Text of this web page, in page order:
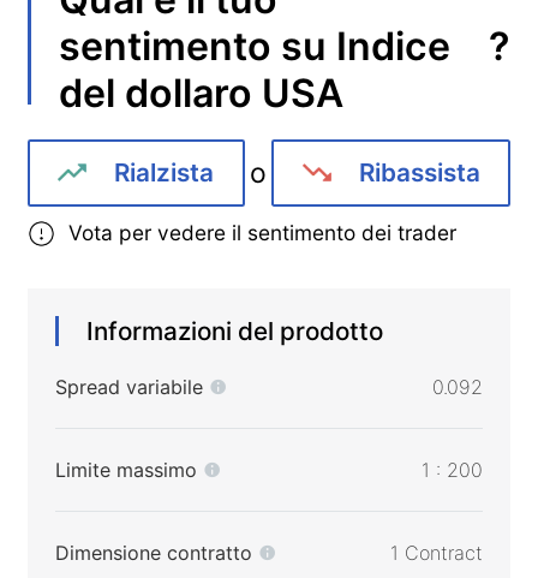
sentimento su Indice
del dollaro USA
?
Rialzista o Ribassista
Vota per vedere il sentimento dei trader
Informazioni del prodotto
Spread variabile 0.092
Limite massimo 1 : 200
Dimensione contratto 1 Contract